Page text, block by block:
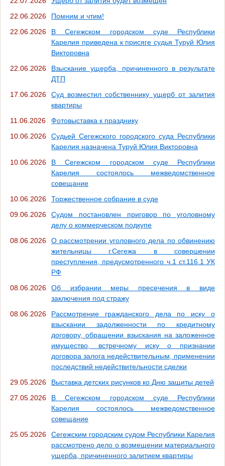
22.06.2026
Помним и чтим!
22.06.2026
В Сегежском городском суде Республики
Карелия приведена к присяге судья Туруй Юлия
Викторовна
22.06.2026
Взыскание ущерба, причиненного в результате
ДТП
17.06.2026
Суд возместил собственнику ущерб от залития
квартиры
11.06.2026
Фотовыставка к празднику
10.06.2026
Судьей Сегежского городского суда Республики
Карелия назначена Туруй Юлия Викторовна
10.06.2026
В Сегежском городском суде Республики
Карелия состоялось межведомственное
совещание
10.06.2026
Торжественное собрание в суде
09.06.2026
Судом постановлен приговор по уголовному
делу о коммерческом подкупе
08.06.2026
О рассмотрении уголовного дела по обвинению
жительницы г.Сегежа в совершении
преступления, предусмотренного ч.1 ст.116.1 УК
РФ
08.06.2026
Об избрании меры пресечения в виде
заключения под стражу
08.06.2026
Рассмотрение гражданского дела по иску о
взыскании задолженности по кредитному
договору, обращении взыскания на заложенное
имущество, встречному иску о признании
договора залога недействительным, применении
последствий недействительности сделки
29.05.2026
Выставка детских рисунков ко Дню защиты детей
27.05.2026
В Сегежском городском суде Республики
Карелия состоялось межведомственное
совещание
25.05.2026
Сегежским городским судом Республики Карелия
рассмотрено дело о возмещении материального
ущерба, причиненного залитием квартиры